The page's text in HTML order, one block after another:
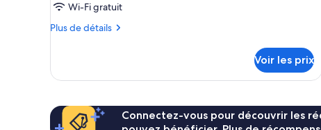
Wi-Fi gratuit
Plus de détails
Plus
le
chambre
Appartement
Voir les prix
Connectez-vous pour découvrir les